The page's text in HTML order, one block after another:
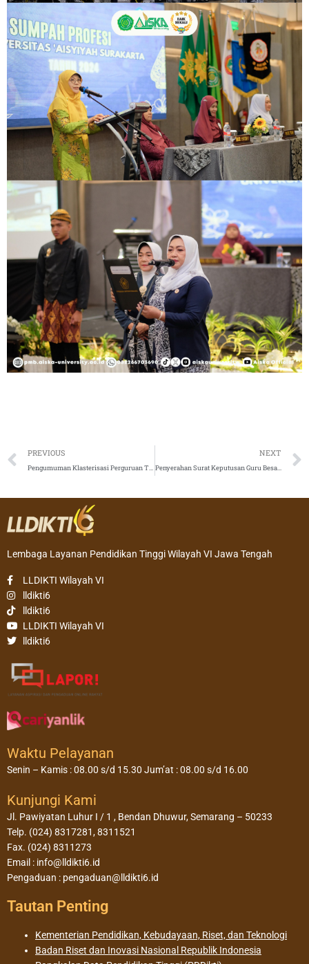
Prev
PREVIOUS
Pengumuman Klasterisasi Perguruan Tinggi Tahun 2025
NEXT
Penyerahan Surat Keputusan Guru Besar di LLDIKTI Wilayah VI : Tonggak Baru Untuk Peningkatan Mutu Pendidikan
Lembaga Layanan Pendidikan Tinggi Wilayah VI Jawa Tengah
LLDIKTI Wilayah VI
lldikti6
lldikti6
LLDIKTI Wilayah VI
lldikti6
Waktu Pelayanan
Senin – Kamis : 08.00 s/d 15.30 Jum’at : 08.00 s/d 16.00
Kunjungi Kami
Jl. Pawiyatan Luhur I / 1 , Bendan Dhuwur, Semarang – 50233
Telp. (024) 8317281, 8311521
Fax. (024) 8311273
Email : info@lldikti6.id
Pengaduan : pengaduan@lldikti6.id
Tautan Penting
Kementerian Pendidikan, Kebudayaan, Riset, dan Teknologi
Badan Riset dan Inovasi Nasional Republik Indonesia